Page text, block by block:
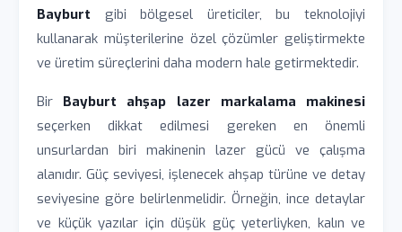
Bayburt gibi bölgesel üreticiler, bu teknolojiyi
kullanarak müşterilerine özel çözümler geliştirmekte
ve üretim süreçlerini daha modern hale getirmektedir.
Bir Bayburt ahşap lazer markalama makinesi
seçerken dikkat edilmesi gereken en önemli
unsurlardan biri makinenin lazer gücü ve çalışma
alanıdır. Güç seviyesi, işlenecek ahşap türüne ve detay
seviyesine göre belirlenmelidir. Örneğin, ince detaylar
ve küçük yazılar için düşük güç yeterliyken, kalın ve